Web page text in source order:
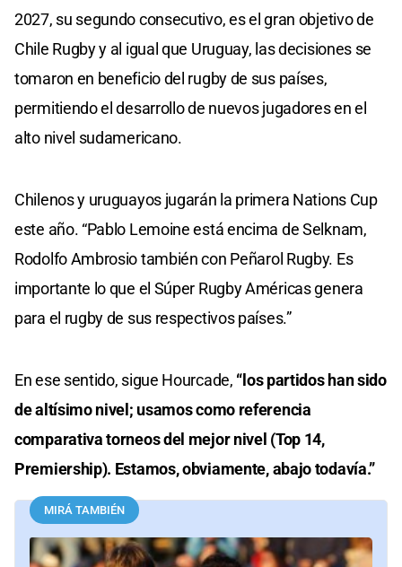
2027, su segundo consecutivo, es el gran objetivo de
Chile Rugby y al igual que Uruguay, las decisiones se
tomaron en beneficio del rugby de sus países,
permitiendo el desarrollo de nuevos jugadores en el
alto nivel sudamericano.
Chilenos y uruguayos jugarán la primera Nations Cup
este año. “Pablo Lemoine está encima de Selknam,
Rodolfo Ambrosio también con Peñarol Rugby. Es
importante lo que el Súper Rugby Américas genera
para el rugby de sus respectivos países.”
En ese sentido, sigue Hourcade, “los partidos han sido
de altísimo nivel; usamos como referencia
comparativa torneos del mejor nivel (Top 14,
Premiership). Estamos, obviamente, abajo todavía.”
MIRÁ TAMBIÉN